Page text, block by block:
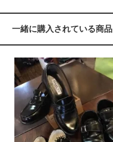
一緒に購入されている商品